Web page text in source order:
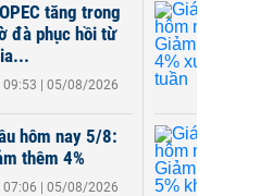
Giá xăng dầu hôm nay 4/8:
Giảm khoảng 4% xuống đáy
3 tuần
HÀNG HÓA - 07:42 | 04/08/2026
Giá xăng dầu hôm nay 3/8:
Giảm khoảng 5% khi Mỹ trì
hoãn tấn công Iran